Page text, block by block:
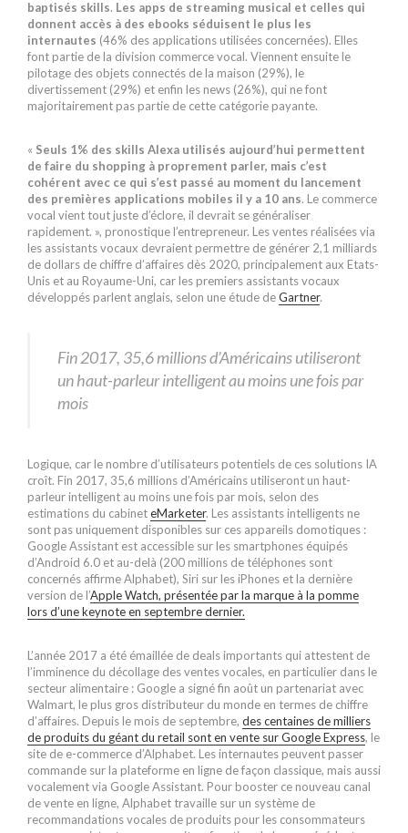
baptisés skills. Les apps de streaming musical et celles qui
donnent accès à des ebooks séduisent le plus les
internautes (46% des applications utilisées concernées). Elles
font partie de la division commerce vocal. Viennent ensuite le
pilotage des objets connectés de la maison (29%), le
divertissement (29%) et enfin les news (26%), qui ne font
majoritairement pas partie de cette catégorie payante.
« Seuls 1% des skills Alexa utilisés aujourd’hui permettent
de faire du shopping à proprement parler, mais c’est
cohérent avec ce qui s’est passé au moment du lancement
des premières applications mobiles il y a 10 ans. Le commerce
vocal vient tout juste d’éclore, il devrait se généraliser
rapidement. », pronostique l’entrepreneur. Les ventes réalisées via
les assistants vocaux devraient permettre de générer 2,1 milliards
de dollars de chiffre d’affaires dès 2020, principalement aux Etats-
Unis et au Royaume-Uni, car les premiers assistants vocaux
développés parlent anglais, selon une étude deGartner.
Fin 2017, 35,6 millions d’Américains utiliseront
un haut-parleur intelligent au moins une fois par
mois
Logique, car le nombre d’utilisateurs potentiels de ces solutions IA
croît. Fin 2017, 35,6 millions d’Américains utiliseront un haut-
parleur intelligent au moins une fois par mois, selon des
estimations du cabineteMarketer. Les assistants intelligents ne
sont pas uniquement disponibles sur ces appareils domotiques :
Google Assistant est accessible sur les smartphones équipés
d’Android 6.0 et au-delà (200 millions de téléphones sont
concernés affirme Alphabet), Siri sur les iPhones et la dernière
version de l’Apple Watch, présentée par la marque à la pomme
lors d’une keynote en septembre dernier.
L’année 2017 a été émaillée de deals importants qui attestent de
l’imminence du décollage des ventes vocales, en particulier dans le
secteur alimentaire : Google a signé fin août un partenariat avec
Walmart, le plus gros distributeur du monde en termes de chiffre
d’affaires. Depuis le mois de septembre, des centaines de milliers
de produits du géant du retail sont en vente sur Google Express, le
site de e-commerce d’Alphabet. Les internautes peuvent passer
commande sur la plateforme en ligne de façon classique, mais aussi
vocalement via Google Assistant. Pour booster ce nouveau canal
de vente en ligne, Alphabet travaille sur un système de
recommandations vocales de produits pour les consommateurs